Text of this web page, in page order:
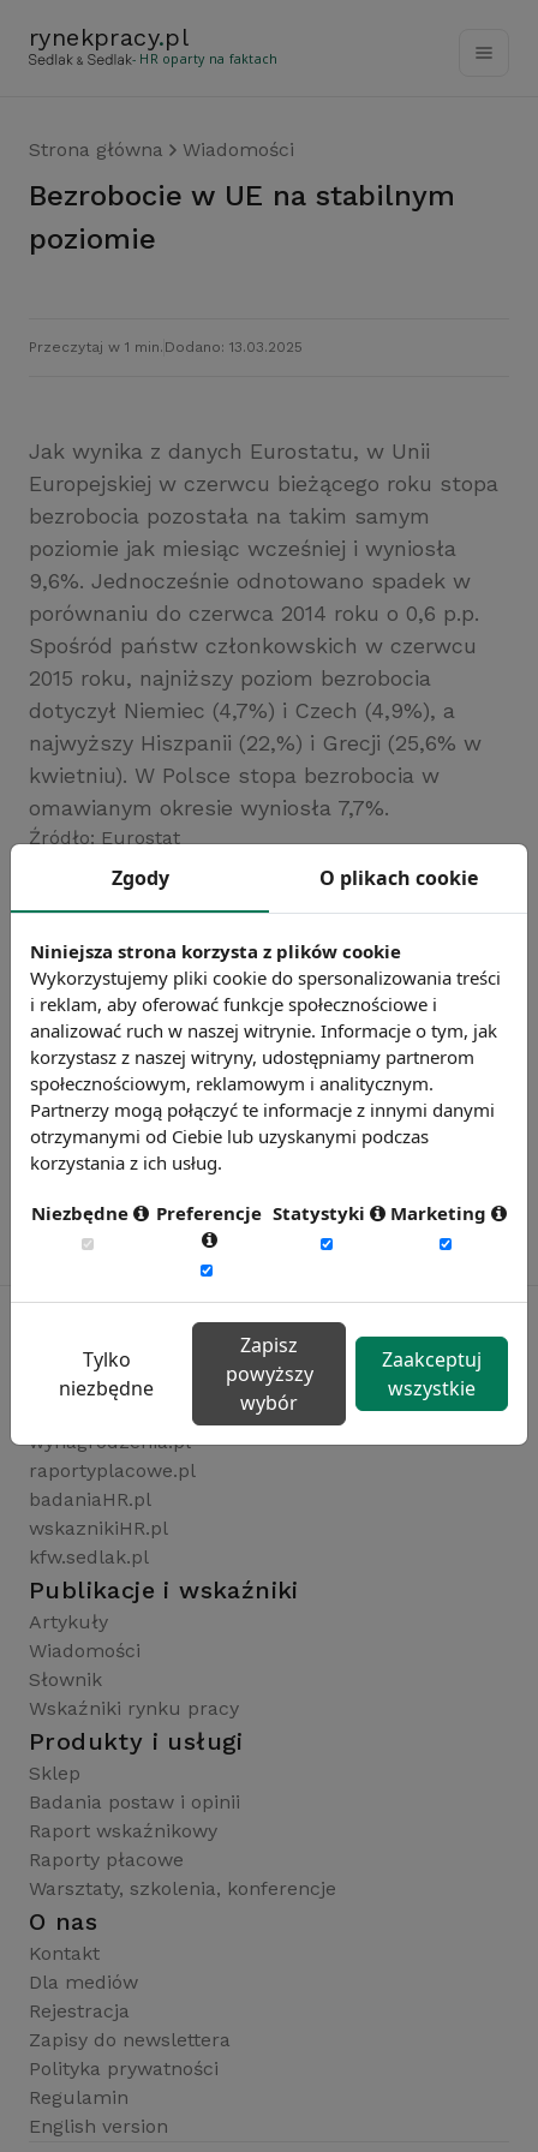
rynekpracy.pl
- HR oparty na faktach
Strona główna Wiadomości
Bezrobocie w UE na stabilnym
poziomie
Przeczytaj w 1 min. Dodano: 13.03.2025
Jak wynika z danych Eurostatu, w Unii
Europejskiej w czerwcu bieżącego roku stopa
bezrobocia pozostała na takim samym
poziomie jak miesiąc wcześniej i wyniosła
9,6%. Jednocześnie odnotowano spadek w
porównaniu do czerwca 2014 roku o 0,6 p.p.
Spośród państw członkowskich w czerwcu
2015 roku, najniższy poziom bezrobocia
dotyczył Niemiec (4,7%) i Czech (4,9%), a
najwyższy Hiszpanii (22,%) i Grecji (25,6% w
kwietniu). W Polsce stopa bezrobocia w
omawianym okresie wyniosła 7,7%.
Źródło: Eurostat
Chcesz wiedzieć więcej?
Zobacz więcej wiadomości
Rynekpracy.pl
wynagrodzenia.pl
raportyplacowe.pl
badaniaHR.pl
wskaznikiHR.pl
kfw.sedlak.pl
Publikacje i wskaźniki
Artykuły
Wiadomości
Słownik
Wskaźniki rynku pracy
Produkty i usługi
Sklep
Badania postaw i opinii
Raport wskaźnikowy
Raporty płacowe
Warsztaty, szkolenia, konferencje
O nas
Kontakt
Dla mediów
Rejestracja
Zapisy do newslettera
Polityka prywatności
Regulamin
English version
Zgody O plikach cookie
Niniejsza strona korzysta z plików cookie
Wykorzystujemy pliki cookie do spersonalizowania treści
i reklam, aby oferować funkcje społecznościowe i
analizować ruch w naszej witrynie. Informacje o tym, jak
korzystasz z naszej witryny, udostępniamy partnerom
społecznościowym, reklamowym i analitycznym.
Partnerzy mogą połączyć te informacje z innymi danymi
otrzymanymi od Ciebie lub uzyskanymi podczas
korzystania z ich usług.
Niezbędne Preferencje Statystyki Marketing
Tylko
niezbędne
Zapisz
powyższy
wybór
Zaakceptuj
wszystkie